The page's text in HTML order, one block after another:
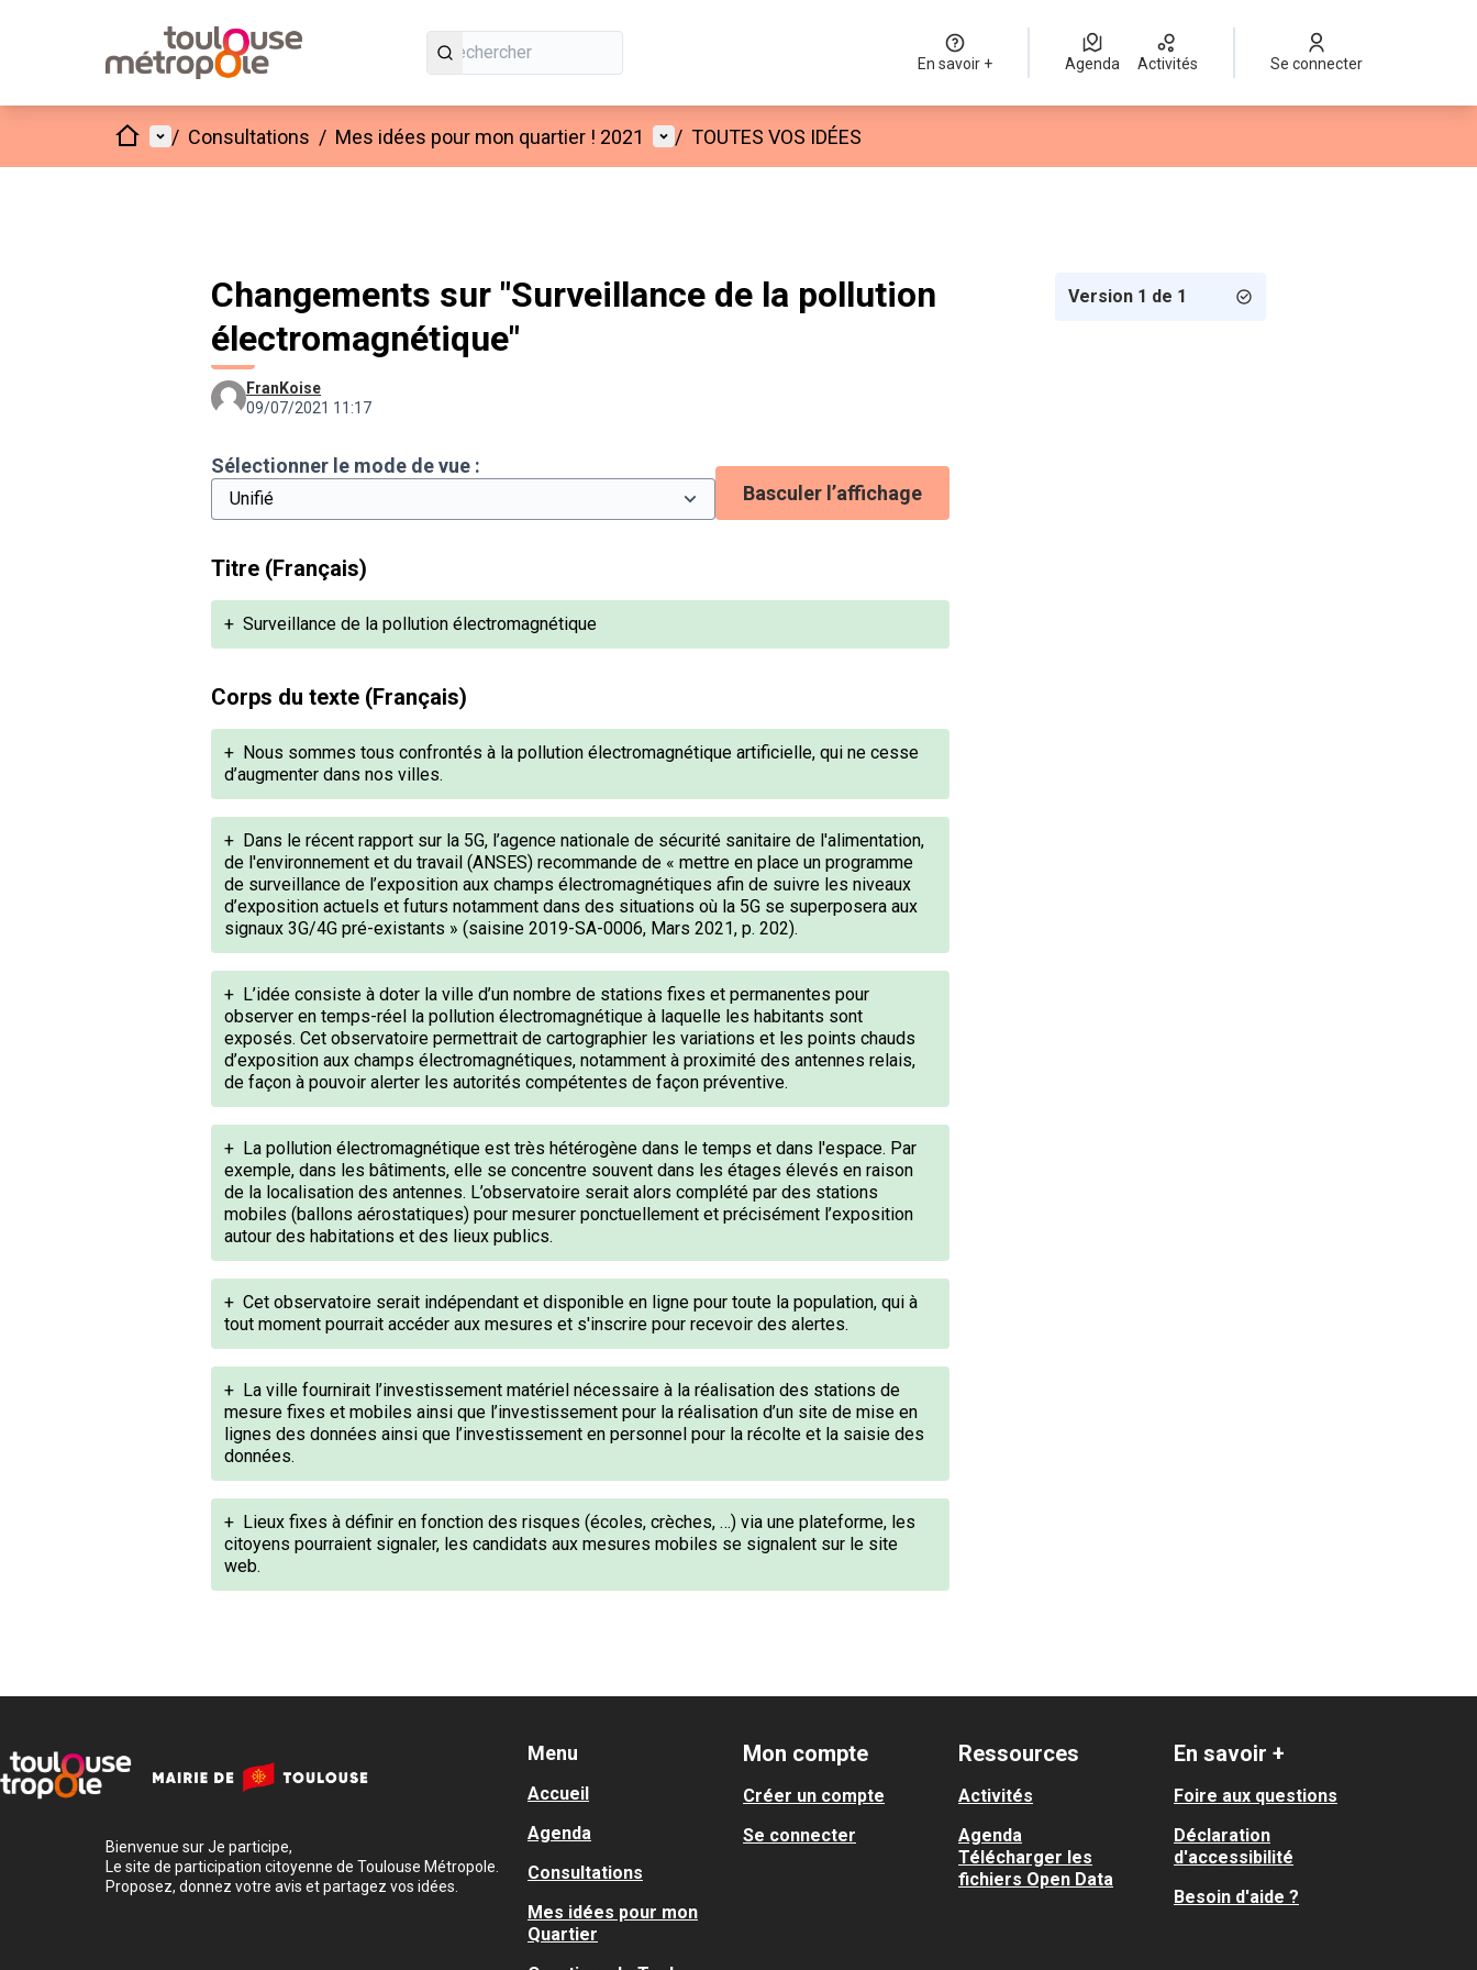
En savoir + Agenda Activités Se connecter
AccueilMenu principal
/ Consultations / Mes idées pour mon quartier ! 2021 Menu utilisateur
/ TOUTES VOS IDÉES
Changements sur "Surveillance de la pollution
électromagnétique"
FranKoise
09/07/2021 11:17
Sélectionner le mode de vue :
Basculer l’affichage
Titre (Français)
+ Surveillance de la pollution électromagnétique
Corps du texte (Français)
+ Nous sommes tous confrontés à la pollution électromagnétique artificielle, qui ne cesse
d’augmenter dans nos villes.
+ Dans le récent rapport sur la 5G, l’agence nationale de sécurité sanitaire de l'alimentation,
de l'environnement et du travail (ANSES) recommande de « mettre en place un programme
de surveillance de l’exposition aux champs électromagnétiques afin de suivre les niveaux
d’exposition actuels et futurs notamment dans des situations où la 5G se superposera aux
signaux 3G/4G pré-existants » (saisine 2019-SA-0006, Mars 2021, p. 202).
+ L’idée consiste à doter la ville d’un nombre de stations fixes et permanentes pour
observer en temps-réel la pollution électromagnétique à laquelle les habitants sont
exposés. Cet observatoire permettrait de cartographier les variations et les points chauds
d’exposition aux champs électromagnétiques, notamment à proximité des antennes relais,
de façon à pouvoir alerter les autorités compétentes de façon préventive.
+ La pollution électromagnétique est très hétérogène dans le temps et dans l'espace. Par
exemple, dans les bâtiments, elle se concentre souvent dans les étages élevés en raison
de la localisation des antennes. L’observatoire serait alors complété par des stations
mobiles (ballons aérostatiques) pour mesurer ponctuellement et précisément l’exposition
autour des habitations et des lieux publics.
+ Cet observatoire serait indépendant et disponible en ligne pour toute la population, qui à
tout moment pourrait accéder aux mesures et s'inscrire pour recevoir des alertes.
+ La ville fournirait l’investissement matériel nécessaire à la réalisation des stations de
mesure fixes et mobiles ainsi que l’investissement pour la réalisation d’un site de mise en
lignes des données ainsi que l’investissement en personnel pour la récolte et la saisie des
données.
+ Lieux fixes à définir en fonction des risques (écoles, crèches, …) via une plateforme, les
citoyens pourraient signaler, les candidats aux mesures mobiles se signalent sur le site
web.
Version 1 de 1
Bienvenue sur Je participe,
Le site de participation citoyenne de Toulouse Métropole.
Proposez, donnez votre avis et partagez vos idées.
Menu
Accueil
Agenda
Consultations
Mes idées pour mon
Quartier
Mon compte
Créer un compte
Se connecter
Ressources
Activités
Agenda
Télécharger les
fichiers Open Data
En savoir +
Foire aux questions
Déclaration
d'accessibilité
Besoin d'aide ?